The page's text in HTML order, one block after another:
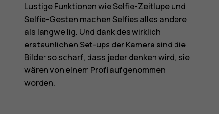
Lustige Funktionen wie Selfie-Zeitlupe und
Selfie-Gesten machen Selfies alles andere
als langweilig. Und dank des wirklich
erstaunlichen Set-ups der Kamera sind die
Bilder so scharf, dass jeder denken wird, sie
wären von einem Profi aufgenommen
worden.